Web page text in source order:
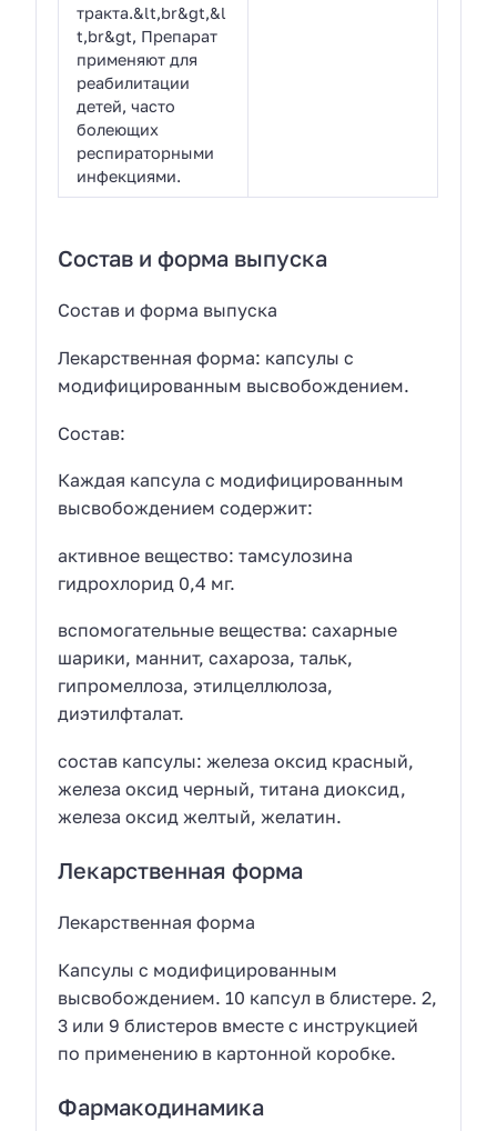
тракта.&lt,br&gt,&l
t,br&gt, Препарат
применяют для
реабилитации
детей, часто
болеющих
респираторными
инфекциями.
Состав и форма выпуска
Состав и форма выпуска
Лекарственная форма: капсулы с
модифицированным высвобождением.
Состав:
Каждая капсула c модифицированным
высвобождением содержит:
активное вещество: тамсулозина
гидрохлорид 0,4 мг.
вспомогательные вещества: сахарные
шарики, маннит, сахароза, тальк,
гипромеллоза, этилцеллюлоза,
диэтилфталат.
состав капсулы: железа оксид красный,
железа оксид черный, титана диоксид,
железа оксид желтый, желатин.
Лекарственная форма
Лекарственная форма
Капсулы с модифицированным
высвобождением. 10 капсул в блистере. 2,
3 или 9 блистеров вместе с инструкцией
по применению в картонной коробке.
Фармакодинамика